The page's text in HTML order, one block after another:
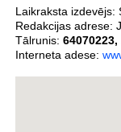
Laikraksta izdevējs:
Redakcijas adrese:
Tālrunis: 64070223,
Interneta adese: